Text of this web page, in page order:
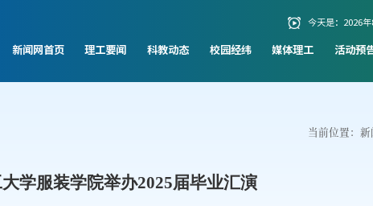
今天是： 2026
新闻网首页 理工要闻 科教动态 校园经纬 媒体理工 活动预
当前位置： 新
学服装学院举办2025届毕业汇演